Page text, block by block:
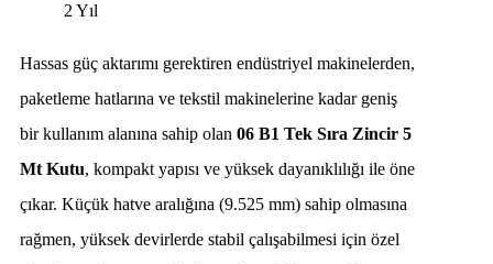
2 Yıl
Hassas güç aktarımı gerektiren endüstriyel makinelerden,
paketleme hatlarına ve tekstil makinelerine kadar geniş
bir kullanım alanına sahip olan 06 B1 Tek Sıra Zincir 5
Mt Kutu, kompakt yapısı ve yüksek dayanıklılığı ile öne
çıkar. Küçük hatve aralığına (9.525 mm) sahip olmasına
rağmen, yüksek devirlerde stabil çalışabilmesi için özel